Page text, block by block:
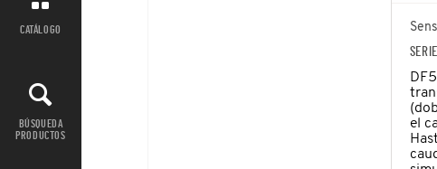
CATÁLOGO
BÚSQUEDA
PRODUCTOS
el